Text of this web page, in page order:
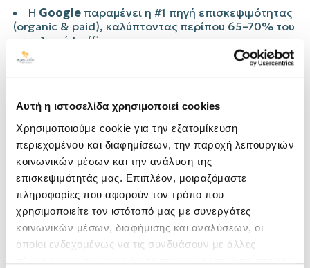
Αυτή η ιστοσελίδα χρησιμοποιεί cookies
Χρησιμοποιούμε cookie για την εξατομίκευση
περιεχομένου και διαφημίσεων, την παροχή λειτουργιών
κοινωνικών μέσων και την ανάλυση της
επισκεψιμότητάς μας. Επιπλέον, μοιραζόμαστε
πληροφορίες που αφορούν τον τρόπο που
χρησιμοποιείτε τον ιστότοπό μας με συνεργάτες
κοινωνικών μέσων, διαφήμισης και αναλύσεων, οι
οποίοι ενδεχομένως να τις συνδυάσουν με άλλες
Η Googleπαραμένει η #1 πηγή επισκεψιμότητας
(organic & paid), καλύπτοντας περίπου 65–70% του
συνολικού traffic.
Ακολουθούν τα
(Facebook/Instagram) και
, που
έχουν ισχυρότερο ρόλο σε επαναλαμβανόμενους
Referral traffic από OTA(π.χ. Booking.com,
TripAdvisor) λειτουργεί ως awareness funnel - οι
χρήστες βλέπουν το ξενοδοχείο εκεί και στη
συνέχεια επισκέπτονται το site απευθείας ή μέσω
Google.
Η ανάλυση αυτών των δεδομένων προσφέρει
σημαντικά insights για το πώς πρέπει να
προσαρμοστούν οι στρατηγικές marketing,
πωλήσεων και εμπειρίας φιλοξενίας. ΣτηνEyewide
Digital Marketing Agency, παρακολουθούμε στενά